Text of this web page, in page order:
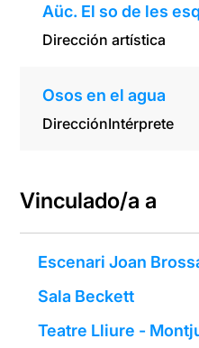
Aüc. El so de les
Dirección artística
Osos en el agua
DirecciónIntérprete
Vinculado/a a
Escenari Joan
Sala Beckett
Teatre Lliure -